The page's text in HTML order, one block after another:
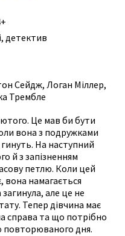
, детектив
Сейдж, Логан Міллер,
Трембле
Це мав би бути
вона з подружками
гинуть. На наступний
й з запізненням
петлю. Коли цей
намагається
загинула, але це не
Тепер дівчина має
справа та що потрібно
повторюваного дня.